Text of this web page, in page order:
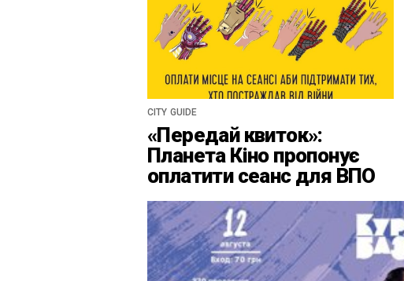
CITY GUIDE
«Передай квиток»:
Планета Кіно пропонує
оплатити сеанс для ВПО